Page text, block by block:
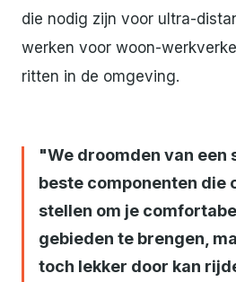
die nodig zijn voor ultra-
werken voor woon-
ritten in de omgeving.
We droomden van een
beste componenten die
stellen om je
gebieden te brengen,
toch lekker door kan